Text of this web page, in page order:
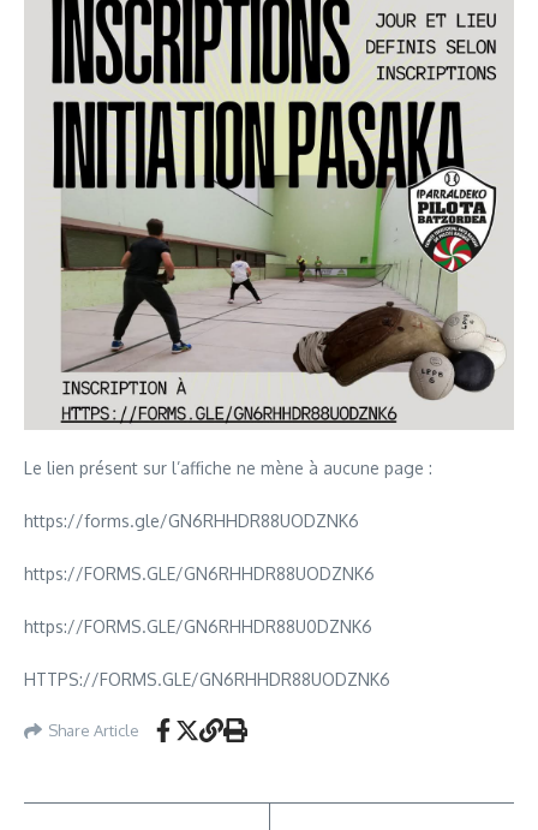
YouTube)
Le lien présent sur l’affiche ne mène à aucune page :
https://forms.gle/GN6RHHDR88UODZNK6
https://FORMS.GLE/GN6RHHDR88UODZNK6
https://FORMS.GLE/GN6RHHDR88U0DZNK6
HTTPS://FORMS.GLE/GN6RHHDR88UODZNK6
Share Article